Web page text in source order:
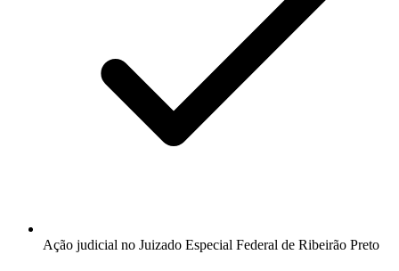
Ação judicial no Juizado Especial Federal de Ribeirão Preto